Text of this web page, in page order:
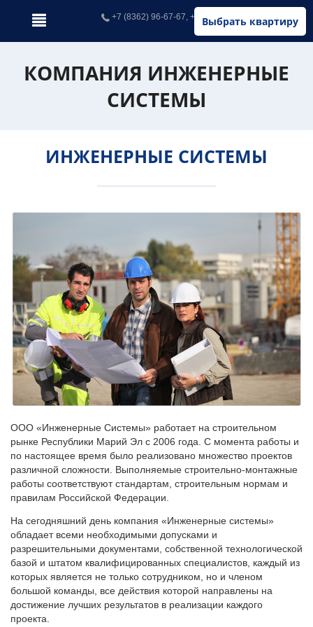
Выбрать квартиру
+7 (8362) 96-67-67, +7 (902) 326-67-67
КОМПАНИЯ ИНЖЕНЕРНЫЕ
СИСТЕМЫ
ИНЖЕНЕРНЫЕ СИСТЕМЫ
ООО «Инженерные Системы» работает на строительном
рынке Республики Марий Эл с 2006 года. С момента работы и
по настоящее время было реализовано множество проектов
различной сложности. Выполняемые строительно-монтажные
работы соответствуют стандартам, строительным нормам и
правилам Российской Федерации.
На сегодняшний день компания «Инженерные системы»
обладает всеми необходимыми допусками и
разрешительными документами, собственной технологической
базой и штатом квалифицированных специалистов, каждый из
которых является не только сотрудником, но и членом
большой команды, все действия которой направлены на
достижение лучших результатов в реализации каждого
проекта.